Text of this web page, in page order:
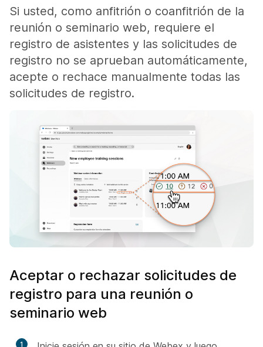
Si usted, como anfitrión o coanfitrión de la
reunión o seminario web, requiere el
registro de asistentes y las solicitudes de
registro no se aprueban automáticamente,
acepte o rechace manualmente todas las
solicitudes de registro.
Aceptar o rechazar solicitudes de
registro para una reunión o
seminario web
1